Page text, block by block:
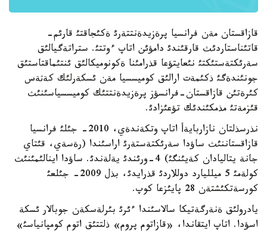
قازاقستان مةن فرانسيا پرةزيدةنتتةرئ ةكئجاقتئ قارئم-
قاتئناستاردئث قارقئندئ دامؤئن اتاپ ءوتتئ. ستراتةگيالئق
سةرئكتةستئكتئ نئعايتؤعا قذرامئنا ةكونوميكالئق ئنتئماقتاستئق
جونئندةگئ ذكئمةت ارالئق كوميسسيا مةن ئسكةرلئك كةثةس
كئرةتئن قازاقستان-فرانسؤز پرةزيدةنتتئك كوميسسياسئنئث
قئزمةتئ مذمكئندئك تؤعئزادئ.
نذرسذلتان نازاربايةأ اتاپ وتكةندةي، 2010- جئلئ فرانسيا
قازاقستاننئث ساؤدا سةرئكتةستةرئ اراسئندا (رةسةي، قئتاي
جانة يتاليادان كةيئنگئ) 4-ورئندئ يةلةندئ. ساؤدا اينالئمئنئث
كولةمئ 5 ميلليارد دوللاردئ قذرايدئ، بذل 2009- جئلعئ
كورسةتكئشتةن 28 پايئزعا كوپ.
يادرولئق ةنةرگةتيكا سالاسئندا ءئرئ بئرلةسكةن جوبالار ئسكة
اسؤدا. اتاپ ايتقاندا، «قازاتوم پروم» ذلتتئق اتوم كومپانياسئ»